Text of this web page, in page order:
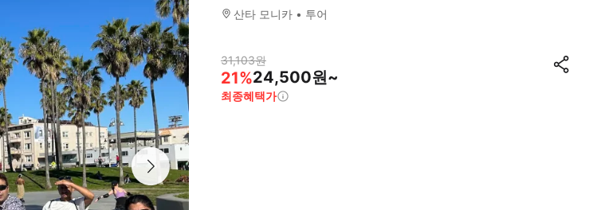
산타 모니카 투어
31,103원
21%24,500원~
최종혜택가